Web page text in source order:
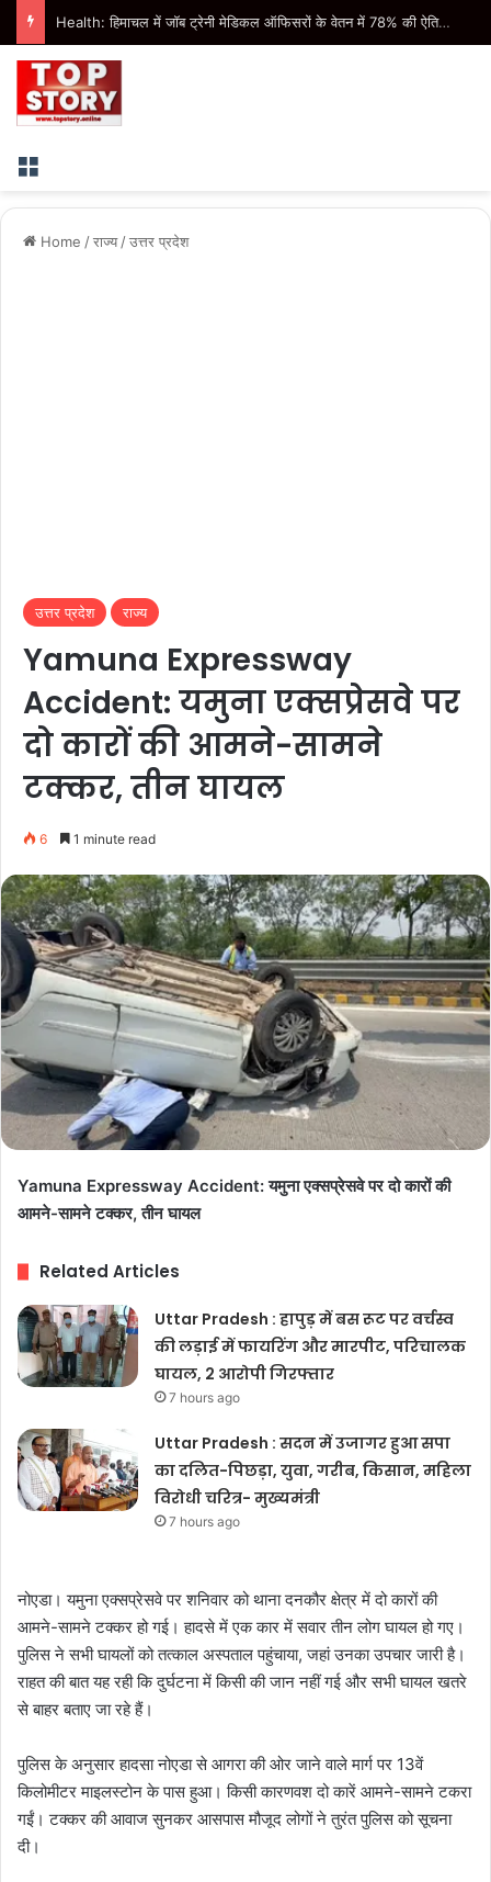
Women Safety: हिंसा की शिकार महिलाओं के लिए ‘वन स्टॉप सेंटर’ बना बड़ा सहारा, 15.20 लाख से अधिक महिलाओं को मिली मदद
Menu
Home /राज्य /उत्तर प्रदेश
उत्तर प्रदेश राज्य
Yamuna Expressway
Accident: यमुना एक्सप्रेसवे पर
दो कारों की आमने-सामने
टक्कर, तीन घायल
6 1 minute read
Yamuna Expressway Accident: यमुना एक्सप्रेसवे पर दो कारों की
आमने-सामने टक्कर, तीन घायल
Related Articles
Uttar Pradesh : हापुड़ में बस रूट पर वर्चस्व
की लड़ाई में फायरिंग और मारपीट, परिचालक
घायल, 2 आरोपी गिरफ्तार
7 hours ago
Uttar Pradesh : सदन में उजागर हुआ सपा
का दलित-पिछड़ा, युवा, गरीब, किसान, महिला
विरोधी चरित्र- मुख्यमंत्री
7 hours ago
नोएडा। यमुना एक्सप्रेसवे पर शनिवार को थाना दनकौर क्षेत्र में दो कारों की
आमने-सामने टक्कर हो गई। हादसे में एक कार में सवार तीन लोग घायल हो गए।
पुलिस ने सभी घायलों को तत्काल अस्पताल पहुंचाया, जहां उनका उपचार जारी है।
राहत की बात यह रही कि दुर्घटना में किसी की जान नहीं गई और सभी घायल खतरे
से बाहर बताए जा रहे हैं।
पुलिस के अनुसार हादसा नोएडा से आगरा की ओर जाने वाले मार्ग पर 13वें
किलोमीटर माइलस्टोन के पास हुआ। किसी कारणवश दो कारें आमने-सामने टकरा
गईं। टक्कर की आवाज सुनकर आसपास मौजूद लोगों ने तुरंत पुलिस को सूचना
दी।